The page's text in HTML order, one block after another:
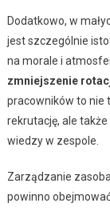
Dodatkowo, w
jest szczególnie
na morale i
zmniejszenie
pracowników to nie
rekrutację, ale
wiedzy w zespole.
Zarządzanie
powinno